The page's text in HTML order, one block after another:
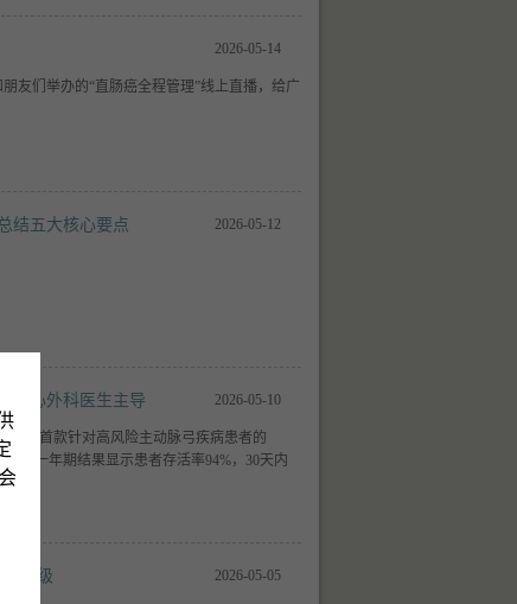
2026-05-14
友们举办的“直肠癌全程管理”线上直播，给广
2026-05-12
结五大核心要点
2026-05-10
中心外科医生主导
推动首款针对高风险主动脉弓疾病患者的
。一年期结果显示患者存活率94%，30天内
2026-05-05
评级